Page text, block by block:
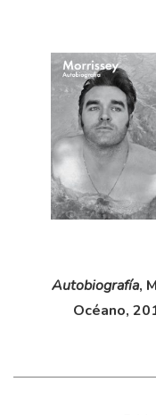
Autobiografía,
Océano,